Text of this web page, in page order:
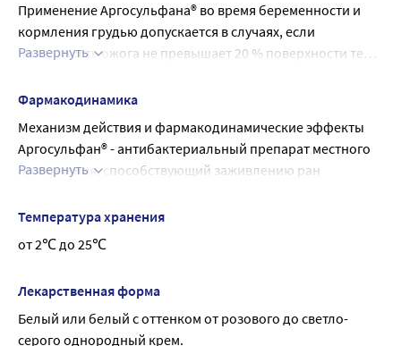
Применение Аргосульфана® во время беременности и
кормления грудью допускается в случаях, если
поверхность ожога не превышает 20 % поверхности тела
для матери преобладает над возможным риском для
плода и ребенка.
Развернуть
Фармакодинамика
Механизм действия и фармакодинамические эффекты
Аргосульфан® - антибактериальный препарат местного
применения, способствующий заживлению ран
эффективную защиту ран от инфицирования, сокращает
время лечения и время подготовки раны к пересадке
кожи, во многих случаях приводит к улучшению
трансплантации.
Входящий в состав крема сульфаниламид - сульфатиазол
серебра, является противомикробным
Развернуть
Температура хранения
от 2℃ до 25℃
Лекарственная форма
Белый или белый с оттенком от розового до светло-
серого однородный крем.